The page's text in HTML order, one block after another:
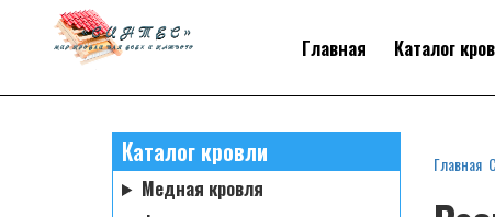
Главная Каталог
Каталог кровли
Медная кровля
Главная